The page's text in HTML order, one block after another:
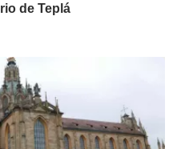
de Teplá